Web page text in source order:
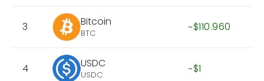
3 Bitcoin
BTC ~$110.960
4 USDC
USDC ~$1